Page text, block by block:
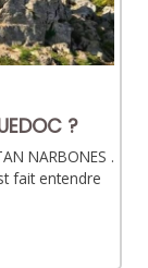
?
NARBONES .
fait entendre